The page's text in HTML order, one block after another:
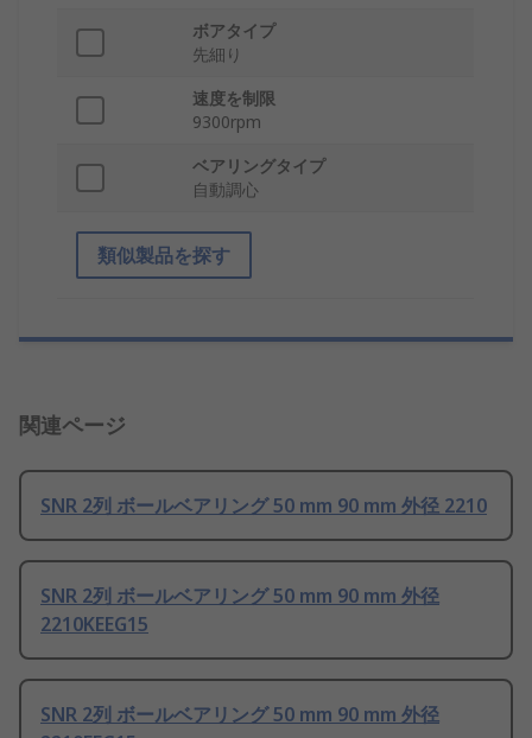
ボアタイプ
先細り
速度を制限
9300rpm
ベアリングタイプ
自動調心
類似製品を探す
関連ページ
SNR 2列 ボールベアリング 50 mm 90 mm 外径 2210
SNR 2列 ボールベアリング 50 mm 90 mm 外径
2210KEEG15
SNR 2列 ボールベアリング 50 mm 90 mm 外径